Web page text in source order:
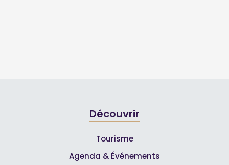
Découvrir
Tourisme
Agenda & Événements